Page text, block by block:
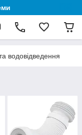
водовідведення